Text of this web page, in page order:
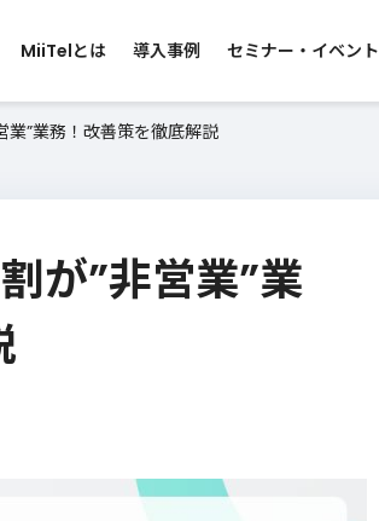
コールセンター向け
MiiTelとは 導入事例 セミナー・イベント
業”業務！改善策を徹底解説
が”非営業”業